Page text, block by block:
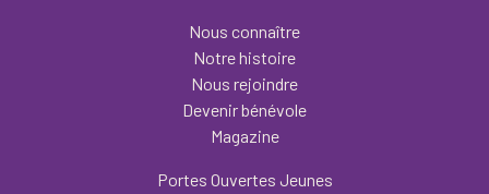
Nous connaître
Notre histoire
Nous rejoindre
Devenir bénévole
Magazine
Portes Ouvertes Jeunes